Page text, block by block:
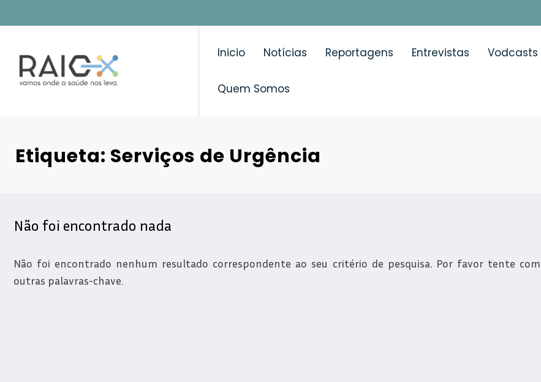
para
conteúdo
Inicio Notícias Reportagens Entrevistas Vodcasts
Quem Somos
Etiqueta: Serviços de Urgência
Não foi encontrado nada
Não foi encontrado nenhum resultado correspondente ao seu critério de pesquisa. Por favor tente com
outras palavras-chave.